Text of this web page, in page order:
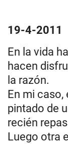
19-4-2011
En la vida
hacen
la razón.
En mi caso,
pintado de
recién
Luego otra